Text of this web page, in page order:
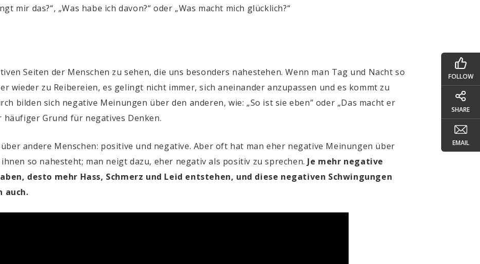
mir das?“, „Was habe ich davon?“ oder „Was macht mich glücklich?“
Seiten der Menschen zu sehen, die uns besonders nahestehen. Wenn man Tag und Nacht so
wieder zu Reibereien, es gelingt nicht immer, sich aneinander anzupassen und es kommt zu
bilden sich negative Meinungen über den anderen, wie: „So ist sie eben” oder „Das macht er
häufiger Grund für negatives Denken.
andere Menschen: positive und negative. Aber oft hat man eher negative Meinungen über
so nahesteht; man neigt dazu, eher negativ als positiv zu sprechen. Je mehr negative
desto mehr Hass, Schmerz und Leid entstehen, und diese negativen Schwingungen
auch.
FOLLOW
SHARE
EMAIL